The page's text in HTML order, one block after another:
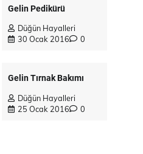
Gelin Pedikürü
Düğün Hayalleri
30 Ocak 2016
0
Gelin Tırnak Bakımı
Düğün Hayalleri
25 Ocak 2016
0